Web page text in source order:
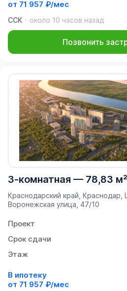
от 71 957 ₽/мес
ССК
около 10 часов назад
Позвонить
3-комнатная — 78,83 м²
Краснодарский край, Краснодар,
Воронежская улица, 47/10
Проект
Срок сдачи
Этаж
В ипотеку
от 71 957 ₽/мес